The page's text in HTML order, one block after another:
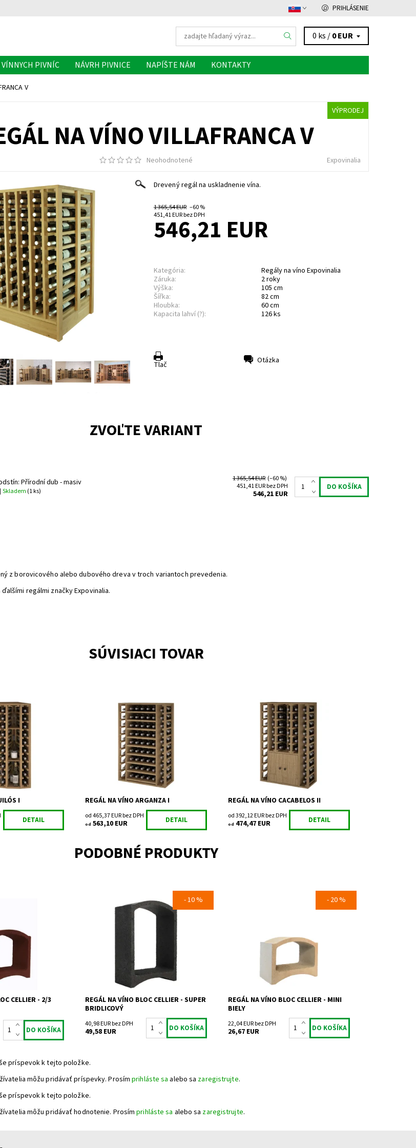
PRIHLÁSENIE
0 ks /0 EUR
PIVNÍC NÁVRH PIVNICE NAPÍŠTE NÁM KONTAKTY
V
VÝPRODEJ
NA VÍNO VILLAFRANCA V
Neohodnotené Expovinalia
Drevený regál na uskladnenie vína.
1 365,54 EUR –60 %
451,41 EUR bez DPH
546,21 EUR
Kategória:
Regály na víno Expovinalia
Záruka:
2 roky
Výška:
105 cm
Šířka:
82 cm
Hloubka:
60 cm
Kapacita lahví (?):
126 ks
Tlač Otázka
ZVOĽTE VARIANT
Přírodní dub - masiv
Skladem (1 ks)
1 365,54 EUR (–60 %)
451,41 EUR bez DPH
546,21 EUR
z borovicového alebo dubového dreva v troch variantoch prevedenia.
regálmi značky Expovinalia.
SÚVISIACI TOVAR
vína.
týdnů
I
DETAIL
Drevený regál na uskladnenie vína.
Dostupnosť:
Do 3 týdnů
EX2540
Expovinalia
2 roky
REGÁL NA VÍNO ARGANZA I
od 465,37 EUR bez DPH
od 563,10 EUR DETAIL
Drevený regál na uskladnenie vína.
Dostupnosť:
Do 3 týdnů
EX2516
Expovinalia
2 roky
REGÁL NA VÍNO CACABELOS II
od 392,12 EUR bez DPH
od 474,47 EUR DETAIL
PODOBNÉ PRODUKTY
1
Cellier
CELLIER - 2/3
- 10 %
Regál na uskladnenie a prezentáciu
Skladem 5
MA
Bloc Cellier
2 roky
REGÁL NA VÍNO BLOC CELLIER - SUPER
BRIDLICOVÝ
40,98 EUR bez DPH
49,58 EUR
- 20 %
Dostupnosť:
Skladem 27
DB
Bloc Cellier
2 roky
REGÁL NA VÍNO BLOC CELLIER - MINI
BIELY
22,04 EUR bez DPH
26,67 EUR
príspevok k tejto položke.
môžu pridávať príspevky. Prosímprihláste sa alebo sa zaregistrujte.
príspevok k tejto položke.
môžu pridávať hodnotenie. Prosímprihláste sa alebo sa zaregistrujte.